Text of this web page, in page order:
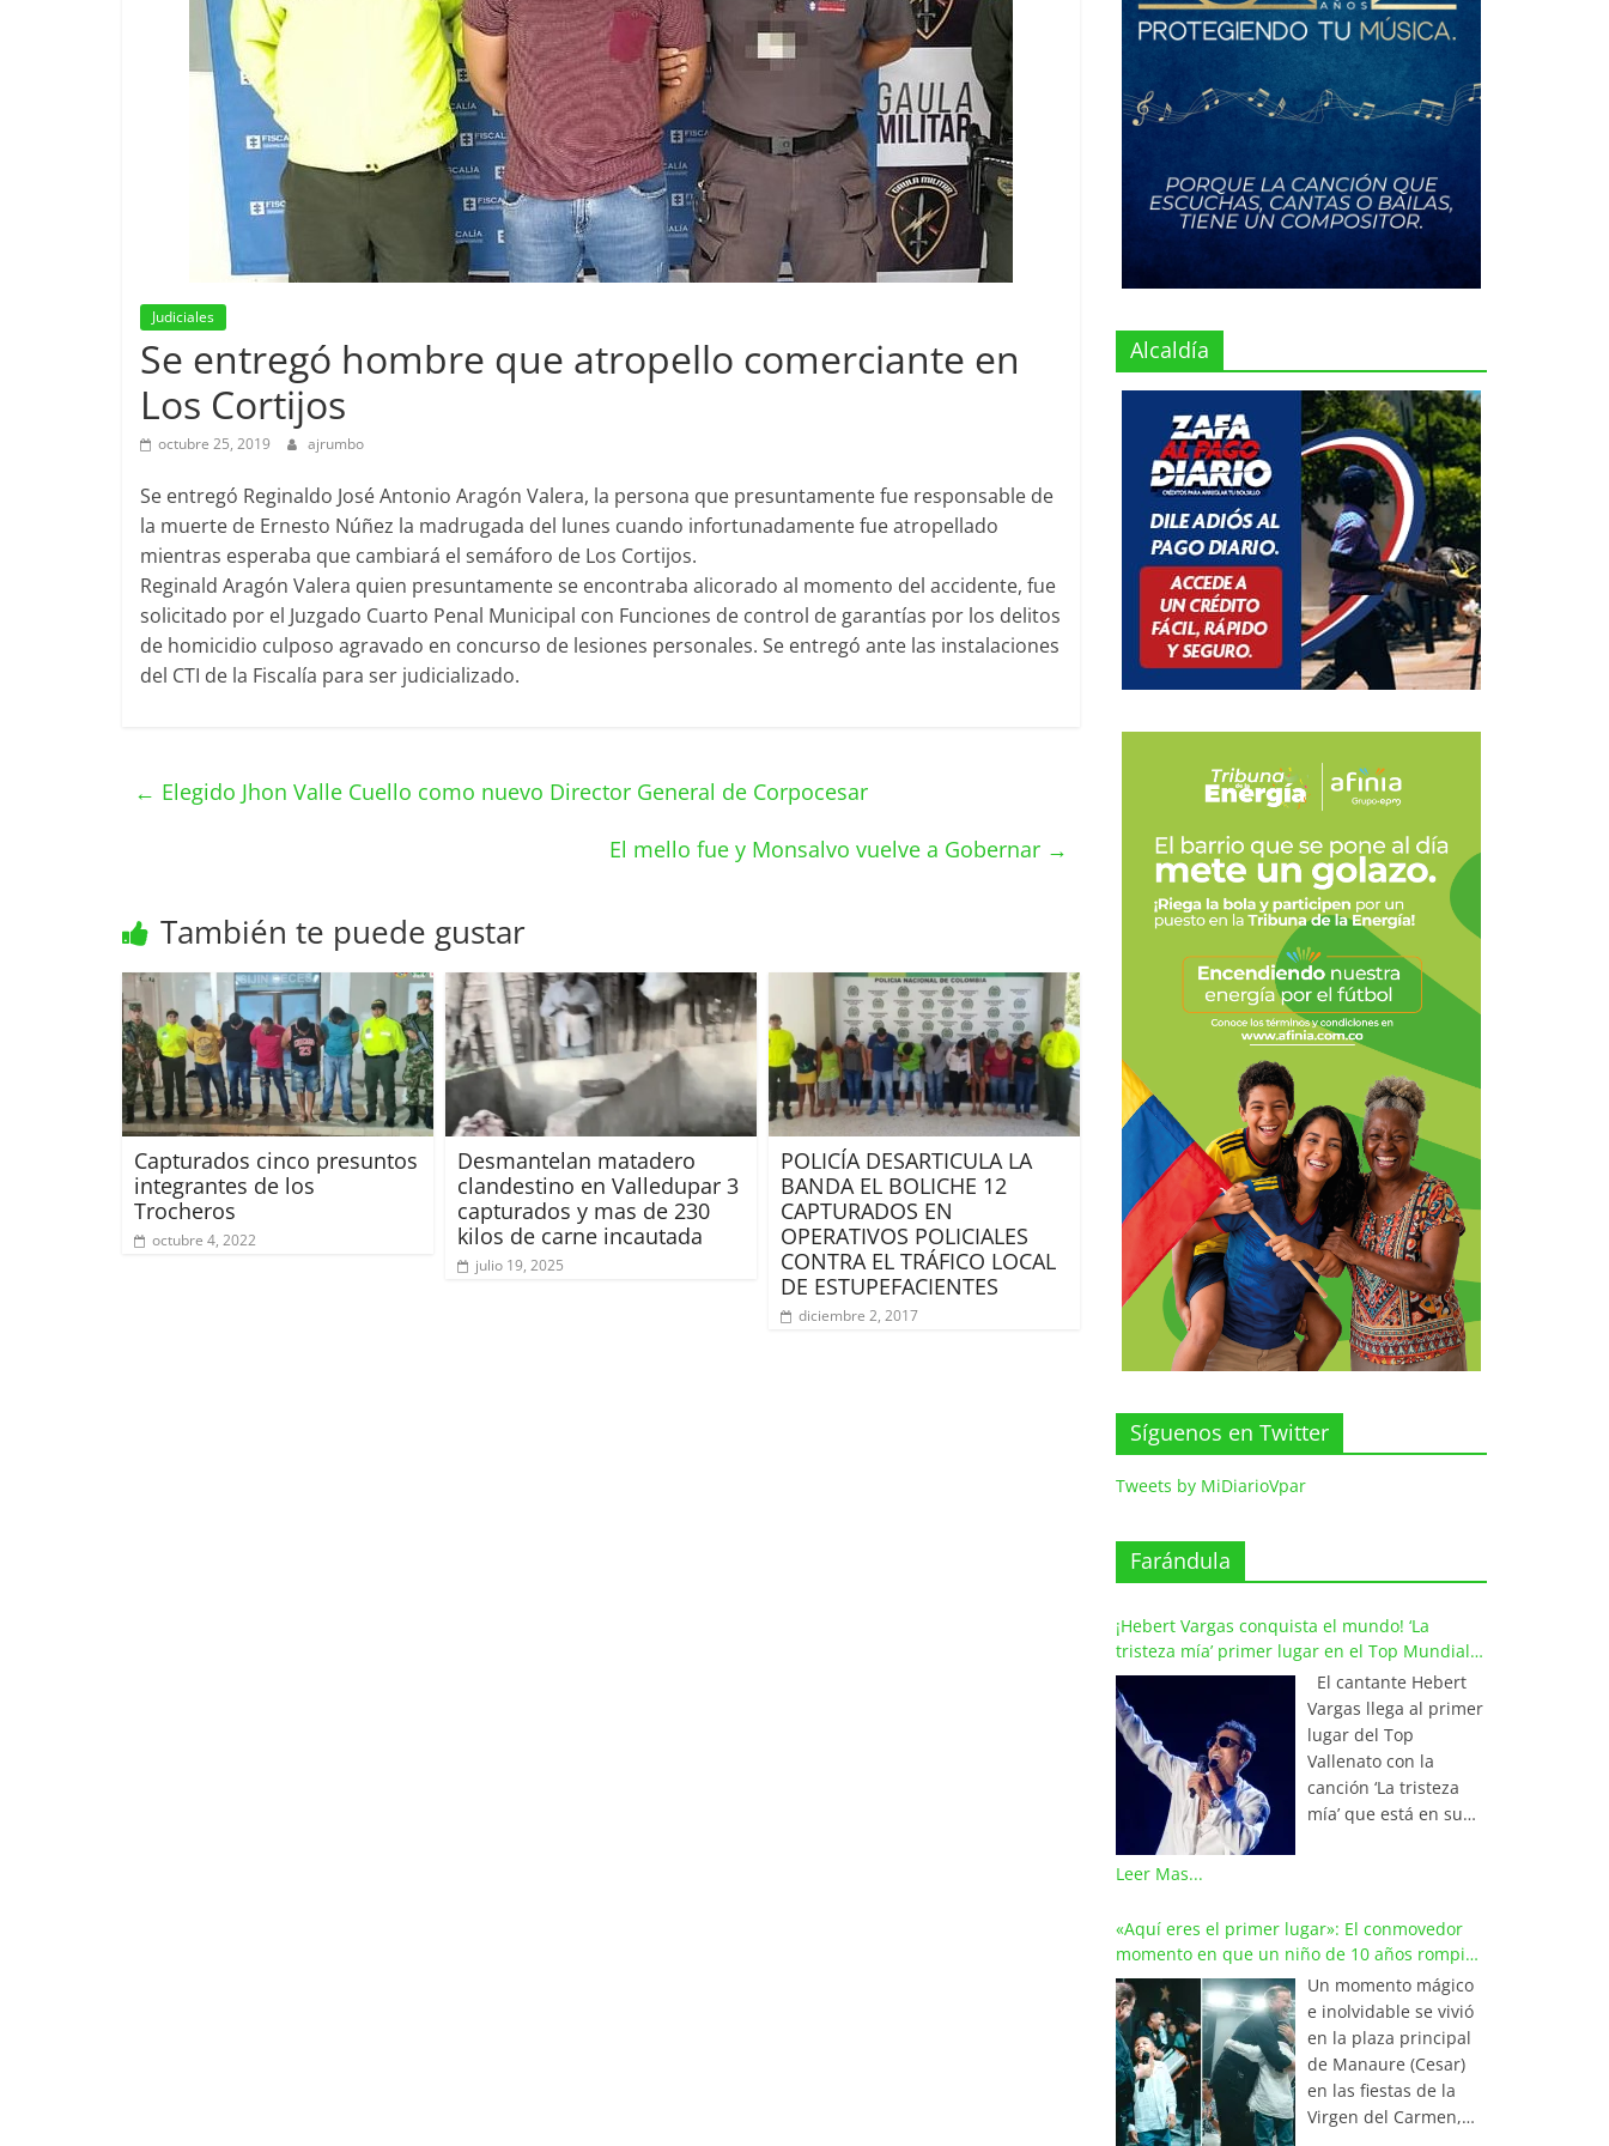
Judiciales
Se entregó hombre que atropello comerciante en
Los Cortijos
octubre 25, 2019 ajrumbo
Se entregó Reginaldo José Antonio Aragón Valera, la persona que presuntamente fue responsable de
la muerte de Ernesto Núñez la madrugada del lunes cuando infortunadamente fue atropellado
mientras esperaba que cambiará el semáforo de Los Cortijos.
Reginald Aragón Valera quien presuntamente se encontraba alicorado al momento del accidente, fue
solicitado por el Juzgado Cuarto Penal Municipal con Funciones de control de garantías por los delitos
de homicidio culposo agravado en concurso de lesiones personales. Se entregó ante las instalaciones
del CTI de la Fiscalía para ser judicializado.
← Elegido Jhon Valle Cuello como nuevo Director General de Corpocesar
El mello fue y Monsalvo vuelve a Gobernar →
También te puede gustar
Capturados cinco presuntos
integrantes de los
Trocheros
octubre 4, 2022
Desmantelan matadero
clandestino en Valledupar 3
capturados y mas de 230
kilos de carne incautada
julio 19, 2025
POLICÍA DESARTICULA LA
BANDA EL BOLICHE 12
CAPTURADOS EN
OPERATIVOS POLICIALES
CONTRA EL TRÁFICO LOCAL
DE ESTUPEFACIENTES
diciembre 2, 2017
Alcaldía
Síguenos en Twitter
Tweets by MiDiarioVpar
Farándula
¡Hebert Vargas conquista el mundo! ‘La
tristeza mía’ primer lugar en el Top Mundial
del Vallenato
El cantante Hebert
Vargas llega al primer
lugar del Top
Vallenato con la
canción ‘La tristeza
mía’ que está en su
de los listados
musicales en
Colombia y países de
América y Europa.
Esta emotiva
composición del
maestro Wilfran
Castillo se posicionó
en el primer lugar de
Leer Mas...
«Aquí eres el primer lugar»: El conmovedor
momento en que un niño de 10 años rompió
en llanto al cantar con Iván Villazón
Un momento mágico
e inolvidable se vivió
en la plaza principal
de Manaure (Cesar)
en las fiestas de la
Virgen del Carmen,